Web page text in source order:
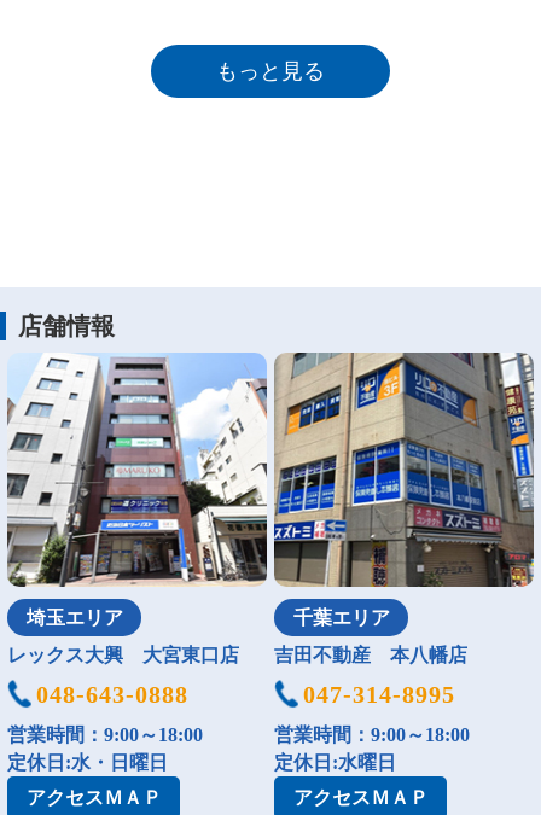
もっと見る
店舗情報
埼玉エリア
レックス大興 大宮東口店
048-643-0888
営業時間：9:00～18:00
定休日:水・日曜日
アクセスＭＡＰ
千葉エリア
吉田不動産 本八幡店
047-314-8995
営業時間：9:00～18:00
定休日:水曜日
アクセスＭＡＰ